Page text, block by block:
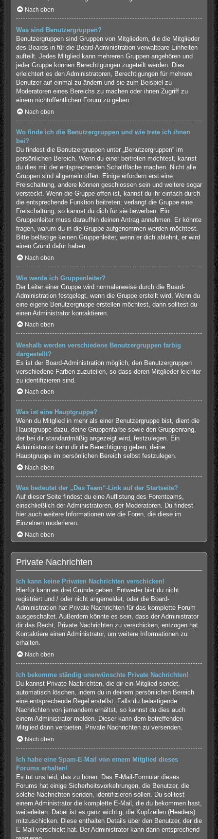
Nach oben
Was sind Benutzergruppen?
Benutzergruppen sind Gruppen von Mitgliedern, die die Mitglieder
des Boards in für die Board-Administration verwaltbare Einheiten
aufteilt. Jedes Mitglied kann mehreren Gruppen angehören und
jeder Gruppe können Berechtigungen zugeteilt werden. Dies
erleichtert es den Administratoren, Berechtigungen für mehrere
Benutzer auf einmal zu ändern und sie zum Beispiel zu
Moderatoren eines Bereichs zu machen oder ihnen Zugriff zu
einem nichtöffentlichen Forum zu geben.
Nach oben
Wo finde ich die Benutzergruppen und wie trete ich ihnen
bei?
Du findest die Benutzergruppen unter „Benutzergruppen“ im
persönlichen Bereich. Wenn du einer beitreten möchtest, kannst
du dies mit der entsprechenden Schaltfläche machen. Nicht alle
Gruppen sind allgemein offen. Einige erfordern erst eine
Freischaltung, andere können geschlossen sein und weitere sogar
versteckt. Wenn die Gruppe offen ist, kannst du ihr einfach durch
die entsprechende Funktion beitreten; verlangt die Gruppe eine
Freischaltung, so kannst du dich für sie bewerben. Ein
Gruppenleiter muss daraufhin deinen Antrag annehmen. Er könnte
fragen, warum du in die Gruppe aufgenommen werden möchtest.
Bitte belästige keinen Gruppenleiter, wenn er dich ablehnt, er wird
einen Grund dafür haben.
Nach oben
Wie werde ich Gruppenleiter?
Der Leiter einer Gruppe wird normalerweise durch die Board-
Administration festgelegt, wenn die Gruppe erstellt wird. Wenn du
eine eigene Benutzergruppe erstellen möchtest, dann solltest du
einen Administrator kontaktieren.
Nach oben
Weshalb werden verschiedene Benutzergruppen farbig
dargestellt?
Es ist der Board-Administration möglich, den Benutzergruppen
verschiedene Farben zuzuteilen, so dass deren Mitglieder leichter
zu identifizieren sind.
Nach oben
Was ist eine Hauptgruppe?
Wenn du Mitglied in mehr als einer Benutzergruppe bist, dient die
Hauptgruppe dazu, deine Gruppenfarbe sowie den Gruppenrang,
der bei dir standardmäßig angezeigt wird, festzulegen. Ein
Administrator kann dir die Berechtigung geben, deine
Hauptgruppe im persönlichen Bereich selbst festzulegen.
Nach oben
Was bedeutet der „Das Team“-Link auf der Startseite?
Auf dieser Seite findest du eine Auflistung des Forenteams,
einschließlich der Administratoren, der Moderatoren. Du findest
hier auch weitere Informationen wie die Foren, die diese im
Einzelnen moderieren.
Nach oben
Private Nachrichten
Ich kann keine Privaten Nachrichten verschicken!
Hierfür kann es drei Gründe geben: Entweder bist du nicht
registriert und / oder nicht angemeldet, oder die Board-
Administration hat Private Nachrichten für das komplette Forum
ausgeschaltet. Außerdem könnte es sein, dass der Administrator
dir das Recht, Private Nachrichten zu verschicken, entzogen hat.
Kontaktiere einen Administrator, um weitere Informationen zu
erhalten.
Nach oben
Ich bekomme ständig unerwünschte Private Nachrichten!
Du kannst Private Nachrichten, die dir ein Mitglied sendet,
automatisch löschen, indem du in deinem persönlichen Bereich
eine entsprechende Regel erstellst. Falls du belästigende
Nachrichten von jemandem erhältst, so kannst du dies auch
einem Administrator melden. Dieser kann dem betreffenden
Mitglied dann verbieten, Private Nachrichten zu versenden.
Nach oben
Ich habe eine Spam-E-Mail von einem Mitglied dieses
Forums erhalten!
Es tut uns leid, das zu hören. Das E-Mail-Formular dieses
Forums hat einige Sicherheitsvorkehrungen, die Benutzer, die
solche Nachrichten senden, identifizieren sollen. Du solltest
einem Administrator die komplette E-Mail, die du bekommen hast,
weiterleiten. Dabei ist es ganz wichtig, die Kopfzeilen (Headers)
mitzuschicken. Diese enthalten Details über den Benutzer, der die
E-Mail verschickt hat. Der Administrator kann dann entsprechend